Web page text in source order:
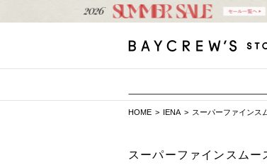
HOME IENA スーパーファインス
スーパーファインスム